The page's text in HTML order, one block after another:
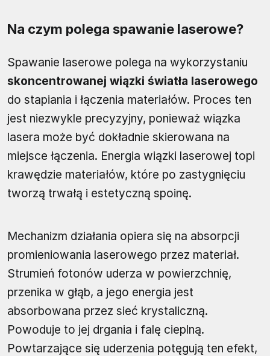
Na czym polega spawanie laserowe?
Spawanie laserowe polega na wykorzystaniu
skoncentrowanej wiązki światła laserowego
do stapiania i łączenia materiałów. Proces ten
jest niezwykle precyzyjny, ponieważ wiązka
lasera może być dokładnie skierowana na
miejsce łączenia. Energia wiązki laserowej topi
krawędzie materiałów, które po zastygnięciu
tworzą trwałą i estetyczną spoinę.
Mechanizm działania opiera się na absorpcji
promieniowania laserowego przez materiał.
Strumień fotonów uderza w powierzchnię,
przenika w głąb, a jego energia jest
absorbowana przez sieć krystaliczną.
Powoduje to jej drgania i falę cieplną.
Powtarzające się uderzenia potęgują ten efekt,